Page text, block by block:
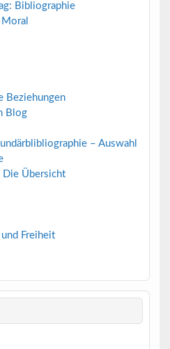
Bibliographie
Beziehungen
Blog
– Auswahl
Übersicht
Freiheit